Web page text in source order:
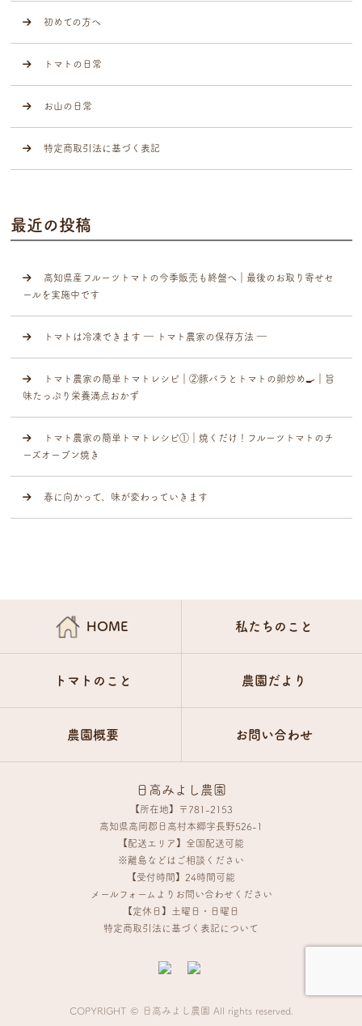
初めての方へ
トマトの日常
お山の日常
特定商取引法に基づく表記
最近の投稿
高知県産フルーツトマトの今季販売も終盤へ｜最後のお取り寄せセ
ールを実施中です
トマトは冷凍できます ― トマト農家の保存方法 ―
トマト農家の簡単トマトレシピ｜②豚バラとトマトの卵炒め🍳｜旨
味たっぷり栄養満点おかず
トマト農家の簡単トマトレシピ①｜焼くだけ！フルーツトマトのチ
ーズオーブン焼き
春に向かって、味が変わっていきます
HOME 私たちのこと
トマトのこと 農園だより
農園概要 お問い合わせ
日高みよし農園
【所在地】〒781-2153
高知県高岡郡日高村本郷字長野526-1
【配送エリア】全国配送可能
※離島などはご相談ください
【受付時間】24時間可能
メールフォームよりお問い合わせください
【定休日】土曜日・日曜日
特定商取引法に基づく表記について
COPYRIGHT © 日高みよし農園 All rights reserved.